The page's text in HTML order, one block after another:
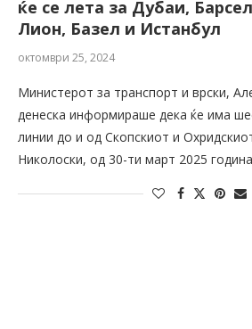
ќе се лета за Дубаи,
Лион, Базел и Истанбул
октомври 25, 2024
Министерот за транспорт и врски,
денеска информираше дека ќе има
линии до и од Скопскиот и
Николоски, од 30-ти март 2025